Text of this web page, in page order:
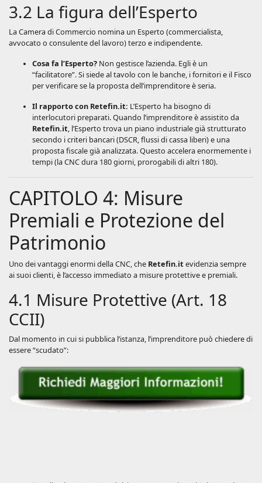
3.2 La figura dell’Esperto
La Camera di Commercio nomina un Esperto (commercialista,
avvocato o consulente del lavoro) terzo e indipendente.
Cosa fa l’Esperto? Non gestisce l’azienda. Egli è un
“facilitatore”. Si siede al tavolo con le banche, i fornitori e il Fisco
per verificare se la proposta dell’imprenditore è seria.
Il rapporto con Retefin.it: L’Esperto ha bisogno di
interlocutori preparati. Quando l’imprenditore è assistito da
Retefin.it, l’Esperto trova un piano industriale già strutturato
secondo i criteri bancari (DSCR, flussi di cassa liberi) e una
proposta fiscale già analizzata. Questo accelera enormemente i
tempi (la CNC dura 180 giorni, prorogabili di altri 180).
CAPITOLO 4: Misure
Premiali e Protezione del
Patrimonio
Uno dei vantaggi enormi della CNC, che Retefin.it evidenzia sempre
ai suoi clienti, è l’accesso immediato a misure protettive e premiali.
4.1 Misure Protettive (Art. 18
CCII)
Dal momento in cui si pubblica l’istanza, l’imprenditore può chiedere di
essere “scudato”: